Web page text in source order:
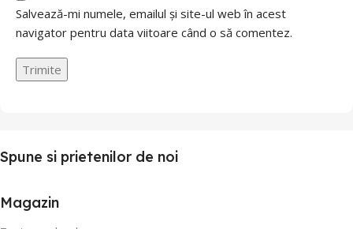
Salvează-mi numele, emailul și site-ul web în acest
navigator pentru data viitoare când o să comentez.
Spune si prietenilor de noi
Magazin